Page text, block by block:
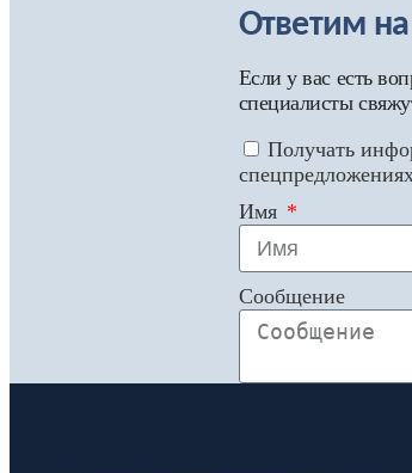
Ответим
Если у вас есть
специалисты
Получать
Имя
Сообщение